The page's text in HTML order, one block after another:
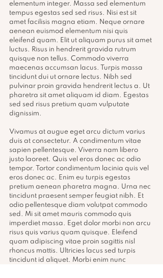
elementum integer. Massa sed elementum
tempus egestas sed sed risus. Nisi est sit
amet facilisis magna etiam. Neque ornare
aenean euismod elementum nisi quis
eleifend quam. Elit ut aliquam purus sit amet
luctus. Risus in hendrerit gravida rutrum
quisque non tellus. Commodo viverra
maecenas accumsan lacus. Turpis massa
tincidunt dui ut ornare lectus. Nibh sed
pulvinar proin gravida hendrerit lectus a. Ut
pharetra sit amet aliquam id diam. Egestas
sed sed risus pretium quam vulputate
dignissim.
Vivamus at augue eget arcu dictum varius
duis at consectetur. A condimentum vitae
sapien pellentesque. Viverra nam libero
justo laoreet. Quis vel eros donec ac odio
tempor. Tortor condimentum lacinia quis vel
eros donec ac. Enim eu turpis egestas
pretium aenean pharetra magna. Urna nec
tincidunt praesent semper feugiat nibh. Et
odio pellentesque diam volutpat commodo
sed. Mi sit amet mauris commodo quis
imperdiet massa. Eget dolor morbi non arcu
risus quis varius quam quisque. Eleifend
quam adipiscing vitae proin sagittis nisl
rhoncus mattis. Ultricies lacus sed turpis
tincidunt id aliquet. Morbi enim nunc